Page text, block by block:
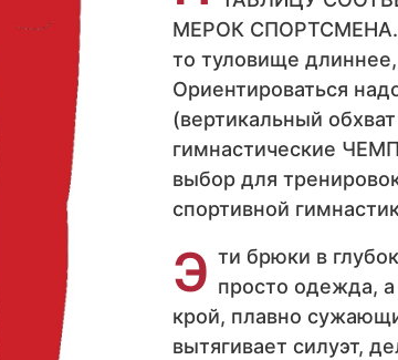
МЕРОК СПОРТСМЕНА.
то туловище
Ориентироваться
(вертикальный
гимнастические
выбор для
спортивной
Э ти брюки в
просто одежда,
крой, плавно
вытягивает силуэт,